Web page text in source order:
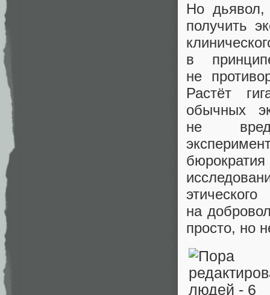
Но
получить
в
не
Растёт
обычных
не
на
просто, но